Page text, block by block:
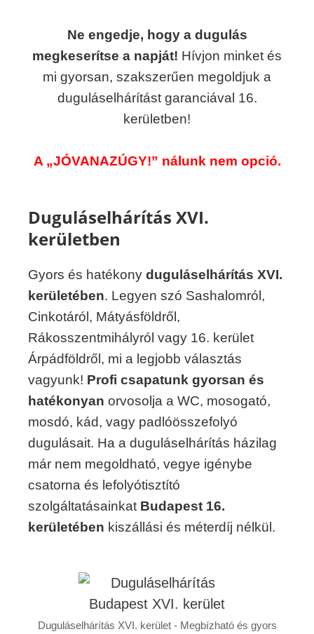
Ne engedje, hogy a dugulás
megkeserítse a napját! Hívjon minket és
mi gyorsan, szakszerűen megoldjuk a
duguláselhárítást garanciával 16.
kerületben!
A „JÓVANAZÚGY!” nálunk nem opció.
Duguláselhárítás XVI.
kerületben
Gyors és hatékony duguláselhárítás XVI.
kerületében. Legyen szó Sashalomról,
Cinkotáról, Mátyásföldről,
Rákosszentmihályról vagy 16. kerület
Árpádföldről, mi a legjobb választás
vagyunk! Profi csapatunk gyorsan és
hatékonyan orvosolja a WC, mosogató,
mosdó, kád, vagy padlóösszefolyó
dugulásait. Ha a duguláselhárítás házilag
már nem megoldható, vegye igénybe
csatorna és lefolyótisztító
szolgáltatásainkat Budapest 16.
kerületében kiszállási és méterdíj nélkül.
Duguláselhárítás XVI. kerület - Megbízható és gyors